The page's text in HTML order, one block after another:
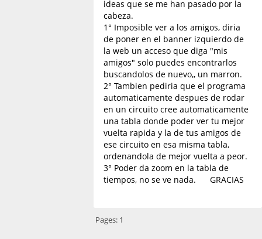
ideas que se me han pasado por la
cabeza.
1° Imposible ver a los amigos, diria
de poner en el banner izquierdo de
la web un acceso que diga "mis
amigos" solo puedes encontrarlos
buscandolos de nuevo,, un marron.
2° Tambien pediria que el programa
automaticamente despues de rodar
en un circuito cree automaticamente
una tabla donde poder ver tu mejor
vuelta rapida y la de tus amigos de
ese circuito en esa misma tabla,
ordenandola de mejor vuelta a peor.
3° Poder da zoom en la tabla de
tiempos, no se ve nada. GRACIAS
Pages: 1